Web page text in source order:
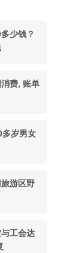
少钱？
费, 账单
岁男女
游区野
工会达